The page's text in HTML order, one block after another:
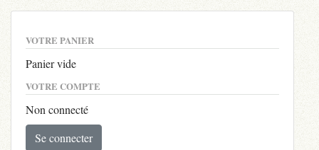
VOTRE PANIER
Panier vide
VOTRE COMPTE
Non connecté
Se connecter